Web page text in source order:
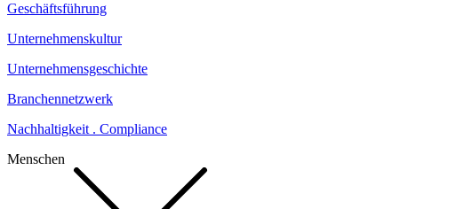
Geschäftsführung
Unternehmenskultur
Unternehmensgeschichte
Branchennetzwerk
Nachhaltigkeit . Compliance
Menschen